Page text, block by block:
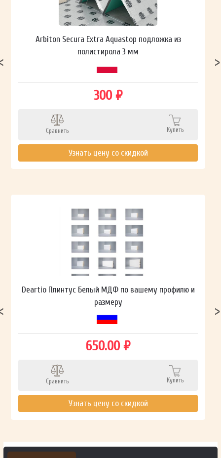
Arbiton Secura Extra Aquastop подложка из
полистирола 3 мм
300 ₽
Сравнить Купить
Узнать цену со скидкой
Deartio Плинтус Белый МДФ по вашему профилю и
размеру
650.00 ₽
Сравнить Купить
Узнать цену со скидкой